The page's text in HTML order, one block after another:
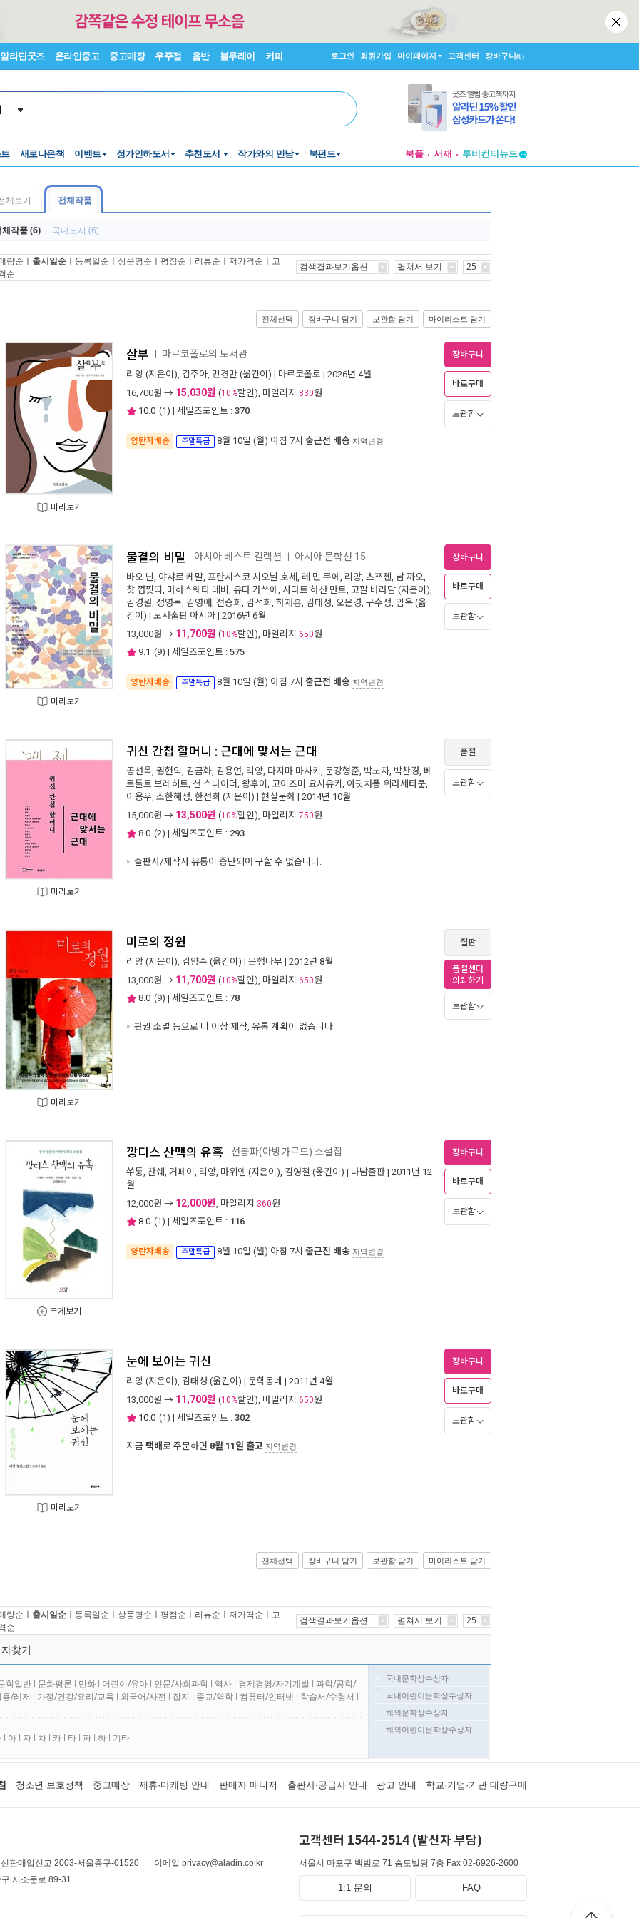
알라딘굿즈 온라인중고 중고매장 우주점 음반 블루레이 커피 로그인 회원가입 마이페이지 고객센터 장바구니(0)
새로나온책 이벤트 정가인하도서 추천도서 작가와의 만남 북펀드 북플 서재
투비컨티뉴드
체보기 전체작품
체작품 (6) 국내도서 (6)
량순 ㅣ 출시일순 ㅣ 등록일순 ㅣ 상품명순 ㅣ 평점순 ㅣ 리뷰순 ㅣ 저가격순 ㅣ 고
순
검색결과보기옵션 펼쳐서 보기 25
전체선택 장바구니 담기 보관함 담기 마이리스트 담기
미리보기
살부 마르코폴로의 도서관
리앙 (지은이), 김주아, 민경만 (옮긴이) | 마르코폴로 | 2026년 4월
16,700원 → 15,030원 (10%할인), 마일리지 830원
10.0 (1) | 세일즈포인트 : 370
양탄자배송 주말특급 8월 10일 (월) 아침 7시 출근전 배송 지역변경
장바구니
바로구매
보관함
미리보기
물결의 비밀 - 아시아 베스트 컬렉션 아시아 문학선 15
바오 닌, 야샤르 케말, 프란시스코 시오닐 호세 , 레 민 쿠에 , 리앙, 츠쯔졘, 남 까오,
찻 껍찟띠 , 마하스웨타 데비 , 유다 가쓰에 , 사다트 하산 만토, 고팔 바라담 (지은이),
김경원, 정영목, 김영애, 전승희 , 김석희 , 하재홍, 김태성, 오은경, 구수정, 임옥 (옮
긴이) | 도서출판 아시아 | 2016년 6월
13,000원 → 11,700원 (10%할인), 마일리지 650원
9.1 (9) | 세일즈포인트 : 575
양탄자배송 주말특급 8월 10일 (월) 아침 7시 출근전 배송 지역변경
장바구니
바로구매
보관함
미리보기
귀신 간첩 할머니 : 근대에 맞서는 근대
공선옥, 권헌익, 김금화, 김용언, 리앙, 다지마 마사키 , 문강형준, 박노자, 박찬경, 베
르톨트 브레히트, 션 스나이더 , 왕후이 , 고이즈미 요시유키 , 아핏차퐁 위라세타쿤,
이용우, 조한혜정, 한선희 (지은이) | 현실문화 | 2014년 10월
15,000원 → 13,500원 (10%할인), 마일리지 750원
8.0 (2) | 세일즈포인트 : 293
출판사/제작사 유통이 중단되어 구할 수 없습니다.
품절
보관함
미리보기
미로의 정원
리앙 (지은이), 김양수 (옮긴이) | 은행나무 | 2012년 8월
13,000원 → 11,700원 (10%할인), 마일리지 650원
8.0 (9) | 세일즈포인트 : 78
판권 소멸 등으로 더 이상 제작, 유통 계획이 없습니다.
절판
품절센터
의뢰하기
보관함
크게보기
깡디스 산맥의 유혹 - 선봉파(아방가르드) 소설집
쑤퉁, 찬쉐 , 거페이 , 리앙, 마위엔 (지은이), 김영철 (옮긴이) | 나남출판 | 2011년 12
월
12,000원 → 12,000원, 마일리지 360원
8.0 (1) | 세일즈포인트 : 116
양탄자배송 주말특급 8월 10일 (월) 아침 7시 출근전 배송 지역변경
장바구니
바로구매
보관함
미리보기
눈에 보이는 귀신
리앙 (지은이), 김태성 (옮긴이) | 문학동네 | 2011년 4월
13,000원 → 11,700원 (10%할인), 마일리지 650원
10.0 (1) | 세일즈포인트 : 302
지금 택배로 주문하면 8월 11일 출고 지역변경
장바구니
바로구매
보관함
전체선택 장바구니 담기 보관함 담기 마이리스트 담기
량순 ㅣ 출시일순 ㅣ 등록일순 ㅣ 상품명순 ㅣ 평점순 ㅣ 리뷰순 ㅣ 저가격순 ㅣ 고
순
검색결과보기옵션 펼쳐서 보기 25
찾기
학일반 l 문화평론 l 만화 l 어린이/유아 l 인문/사회과학 l 역사 l 경제경영/자기계발 l 과학/공학/
/레저 l 가정/건강/요리/교육 l 외국어/사전 l 잡지 l 종교/역학 l 컴퓨터/인터넷 l 학습서/수험서 l
l 아 l 자 l 차 l 카 l 타 l 파 l 하 l 기타
국내문학상수상자
국내어린이문학상수상자
해외문학상수상자
해외어린이문학상수상자
청소년 보호정책 중고매장 제휴·마케팅 안내 판매자 매니저 출판사·공급사 안내 광고 안내 학교·기업·기관 대량구매
판매업신고 2003-서울중구-01520
이메일 privacy@aladin.co.kr
서소문로 89-31
고객센터 1544-2514 (발신자 부담)
서울시 마포구 백범로 71 숨도빌딩 7층 Fax 02-6926-2600
1:1 문의 FAQ